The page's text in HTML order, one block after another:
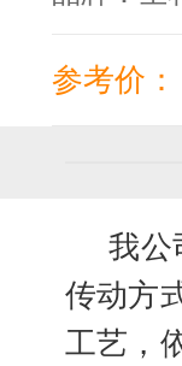
参考价：
我公
传动方
工艺，